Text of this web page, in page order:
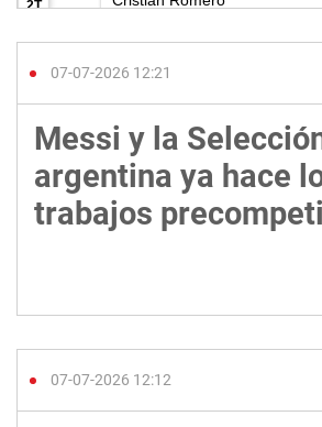
07-07-2026 12:21
Messi y la
argentina ya hace
trabajos
07-07-2026 12:12